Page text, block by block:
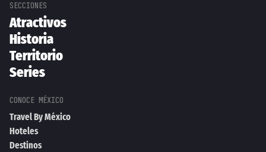
Atractivos
Historia
Territorio
Series
Travel By México
Hoteles
Destinos